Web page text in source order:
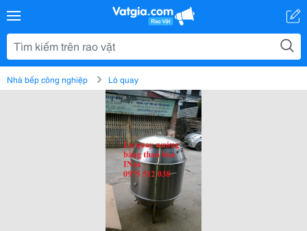
Nhà bếp công nghiệp Lò quay